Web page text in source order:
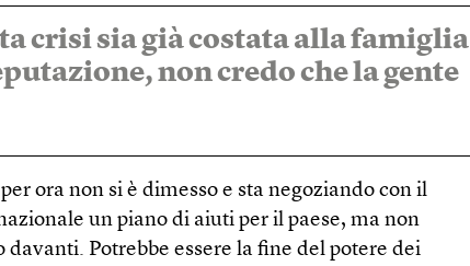
crisi sia già costata alla famiglia
non credo che la gente
ora non si è dimesso e sta negoziando con il
un piano di aiuti per il paese, ma non
Potrebbe essere la fine del potere dei